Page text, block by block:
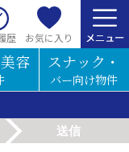
歴 お気に入り
容 スナック・
バー向け物件
送信